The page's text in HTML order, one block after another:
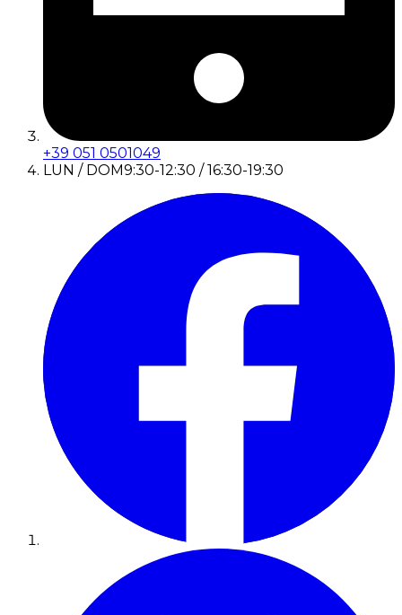
+39 051 0501049
LUN / DOM9:30-12:30 / 16:30-19:30